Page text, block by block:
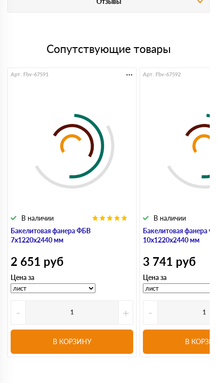
Сопутствующие товары
Бакелитовая фанера ФБВ
7х1220х2440 мм
В наличии
Арт. Fbv-67591
2 651 руб
Цена за
- +
В КОРЗИНУ
Бакелитовая фанера
10х1220х2440 мм
В наличии
Арт. Fbv-67592
3 741 руб
Цена за
-
В